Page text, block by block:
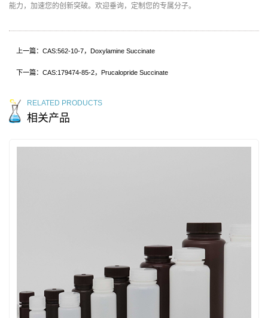
能力，加速您的创新突破。欢迎垂询，定制您的专属分子。
上一篇：CAS:562-10-7，Doxylamine Succinate
下一篇：CAS:179474-85-2，Prucalopride Succinate
RELATED PRODUCTS
相关产品